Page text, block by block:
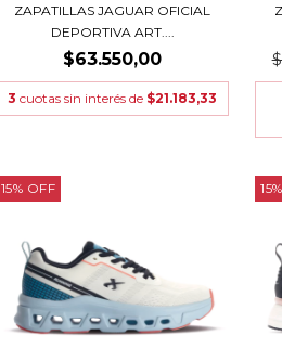
ZAPATILLAS JAGUAR OFICIAL
DEPORTIVA ART....
$63.550,00
3 cuotas sin interés de $21.183,33
15% OFF 15%